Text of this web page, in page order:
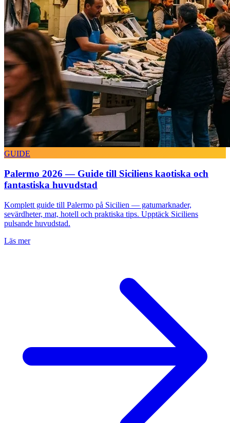
GUIDE
Palermo 2026 — Guide till Siciliens kaotiska och
fantastiska huvudstad
Komplett guide till Palermo på Sicilien — gatumarknader,
sevärdheter, mat, hotell och praktiska tips. Upptäck Siciliens
pulsande huvudstad.
Läs mer